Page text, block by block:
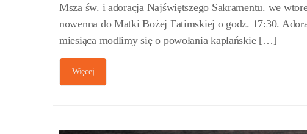
Msza św. i adoracja Najświętszego Sakramentu. we
nowenna do Matki Bożej Fatimskiej o godz. 17:30.
miesiąca modlimy się o powołania kapłańskie […]
Więcej